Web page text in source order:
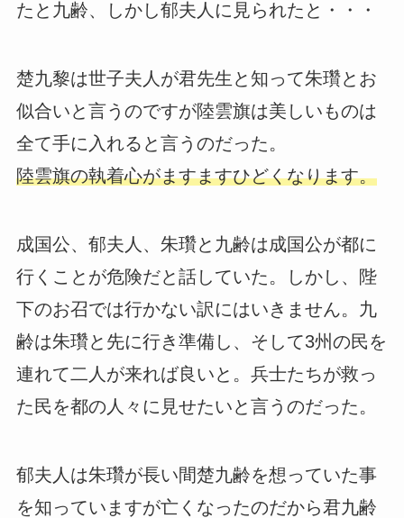
たと九齢、しかし郁夫人に見られたと・・・
楚九黎は世子夫人が君先生と知って朱瓚とお
似合いと言うのですが陸雲旗は美しいものは
全て手に入れると言うのだった。
陸雲旗の執着心がますますひどくなります。
成国公、郁夫人、朱瓚と九齢は成国公が都に
行くことが危険だと話していた。しかし、陛
下のお召では行かない訳にはいきません。九
齢は朱瓚と先に行き準備し、そして3州の民を
連れて二人が来れば良いと。兵士たちが救っ
た民を都の人々に見せたいと言うのだった。
郁夫人は朱瓚が長い間楚九齢を想っていた事
を知っていますが亡くなったのだから君九齢